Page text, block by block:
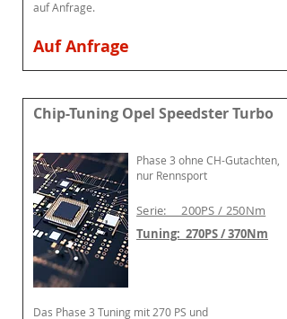
auf Anfrage.
Auf Anfrage
Chip-Tuning Opel Speedster Turbo
Phase 3 ohne CH-Gutachten,
nur Rennsport
Serie: 200PS / 250Nm
Tuning: 270PS / 370Nm
Das Phase 3 Tuning mit 270 PS und